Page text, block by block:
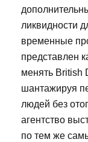
ликвидности
временные
представлен
менять British
шантажируя
людей без
агентство
по тем же